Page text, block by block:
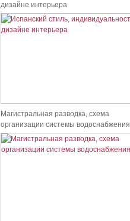
дизайне интерьера
Магистральная разводка, схема
организации системы водоснабжения